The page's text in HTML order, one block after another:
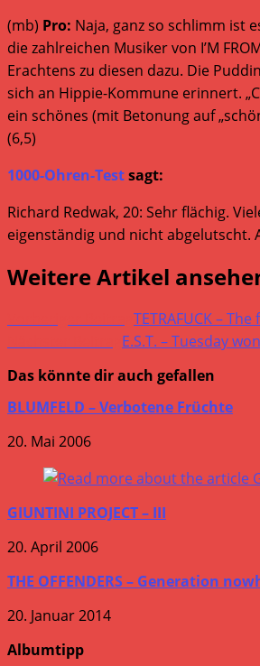
(mb) Pro: Naja, ganz so schlimm ist
die zahlreichen Musiker von I’M
Erachtens zu diesen dazu. Die
sich an Hippie-Kommune erinnert.
ein schönes (mit Betonung auf
(6,5)
1000-Ohren-Testsagt:
Richard Redwak, 20: Sehr flächig.
eigenständig und nicht abgelutscht.
Weitere Artikel
TETRAFUCK –
E.S.T. – Tuesday
Das könnte dir auch gefallen
BLUMFELD – Verbotene Früchte
20. Mai 2006
GIUNTINI PROJECT – III
20. April 2006
THE OFFENDERS – Generation
20. Januar 2014
Albumtipp